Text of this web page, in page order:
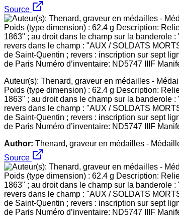
Source
Auteur(s): Thenard, graveur en médailles -
Poids (type dimension) : 62.4 g Description:
1863" ; au droit dans le champ sur la banderole
revers dans le champ : "AUX / SOLDATS
de Saint-Quentin ; revers : inscription sur sept
de Paris Numéro d’inventaire: ND5747 IIIF
Author: Thenard, graveur en médailles -
Source